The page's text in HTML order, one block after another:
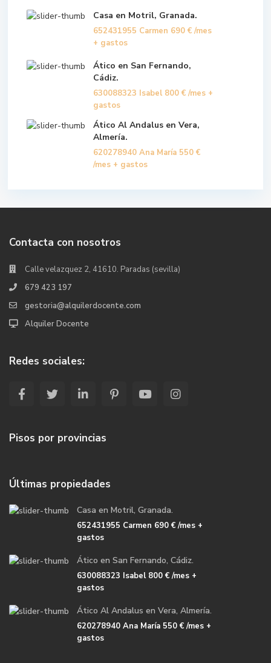
Casa en Motril, Granada.
652431955 Carmen 690 € /mes
+ gastos
Ático en San Fernando,
Cádiz.
630088323 Isabel 800 € /mes +
gastos
Ático Al Andalus en Vera,
Almería.
620278940 Ana María 550 €
/mes + gastos
Contacta con nosotros
Calle velazquez 2, 41610. Paradas (sevilla)
679 423 197
gestoria@alquilerdocente.com
Alquiler Docente
Redes sociales:
Pisos por provincias
Últimas propiedades
Casa en Motril, Granada.
652431955 Carmen 690 €/mes +
gastos
Ático en San Fernando, Cádiz.
630088323 Isabel800 €/mes +
gastos
Ático Al Andalus en Vera, Almería.
620278940 Ana María 550 €/mes +
gastos